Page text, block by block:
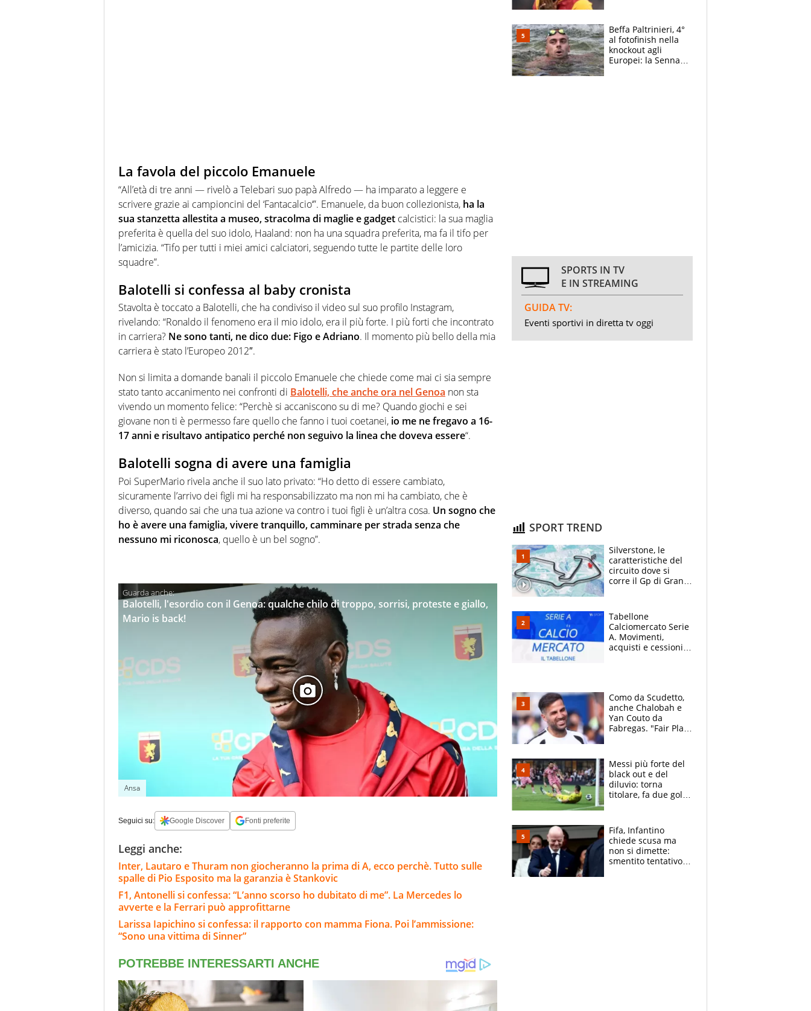
La favola del piccolo Emanuele
“All’età di tre anni — rivelò a Telebari suo papà Alfredo — ha imparato a leggere e
scrivere grazie ai campioncini del ‘Fantacalcio‘”. Emanuele, da buon collezionista, ha la
sua stanzetta allestita a museo, stracolma di maglie e gadget calcistici: la sua maglia
preferita è quella del suo idolo, Haaland: non ha una squadra preferita, ma fa il tifo per
l’amicizia. “Tifo per tutti i miei amici calciatori, seguendo tutte le partite delle loro
squadre”.
Balotelli si confessa al baby cronista
Stavolta è toccato a Balotelli, che ha condiviso il video sul suo profilo Instagram,
rivelando: “Ronaldo il fenomeno era il mio idolo, era il più forte. I più forti che incontrato
in carriera? Ne sono tanti, ne dico due: Figo e Adriano. Il momento più bello della mia
carriera è stato l’Europeo 2012″.
Non si limita a domande banali il piccolo Emanuele che chiede come mai ci sia sempre
stato tanto accanimento nei confronti di Balotelli, che anche ora nel Genoa non sta
vivendo un momento felice: “Perchè si accaniscono su di me? Quando giochi e sei
giovane non ti è permesso fare quello che fanno i tuoi coetanei, io me ne fregavo a 16-
17 anni e risultavo antipatico perché non seguivo la linea che doveva essere“.
Balotelli sogna di avere una famiglia
Poi SuperMario rivela anche il suo lato privato: “Ho detto di essere cambiato,
sicuramente l’arrivo dei figli mi ha responsabilizzato ma non mi ha cambiato, che è
diverso, quando sai che una tua azione va contro i tuoi figli è un’altra cosa. Un sogno che
ho è avere una famiglia, vivere tranquillo, camminare per strada senza che
nessuno mi riconosca, quello è un bel sogno”.
Balotelli, l'esordio con il Genoa: qualche chilo di troppo, sorrisi, proteste e giallo,
Mario is back!
Ansa
Seguici su: Google Discover Fonti preferite
Leggi anche:
Inter, Lautaro e Thuram non giocheranno la prima di A, ecco perchè. Tutto sulle
spalle di Pio Esposito ma la garanzia è Stankovic
F1, Antonelli si confessa: “L’anno scorso ho dubitato di me”. La Mercedes lo
avverte e la Ferrari può approfittarne
Larissa Iapichino si confessa: il rapporto con mamma Fiona. Poi l’ammissione:
“Sono una vittima di Sinner”
Beffa Paltrinieri, 4°
al fotofinish nella
knockout agli
Europei: la Senna
SPORTS IN TV
E IN STREAMING
GUIDA TV:
Eventi sportivi in diretta tv oggi
SPORT TREND
Silverstone, le
caratteristiche del
circuito dove si
corre il Gp di Gran
Tabellone
Calciomercato Serie
A. Movimenti,
acquisti e cessioni:
Como da Scudetto,
anche Chalobah e
Yan Couto da
Fabregas. "Fair Play
multa"
Messi più forte del
black out e del
diluvio: torna
titolare, fa due gol e
che ritiro
Fifa, Infantino
chiede scusa ma
non si dimette:
smentito tentativo di